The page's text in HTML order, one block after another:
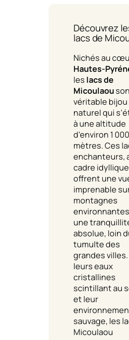
Découvrez
lacs de
Nichés au
Hautes-
les lacs de
Micoulaou
véritable bijou
naturel qui
à une altitude
d’environ 1 000
mètres. Ces
enchanteurs,
cadre
offrent une
imprenable
montagnes
une
absolue, loin
tumulte des
grandes villes.
leurs eaux
cristallines
scintillant au
et leur
sauvage, les
Micoulaou